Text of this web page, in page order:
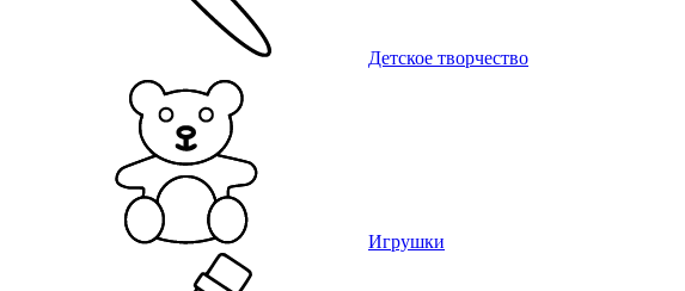
Детское творчество
Игрушки